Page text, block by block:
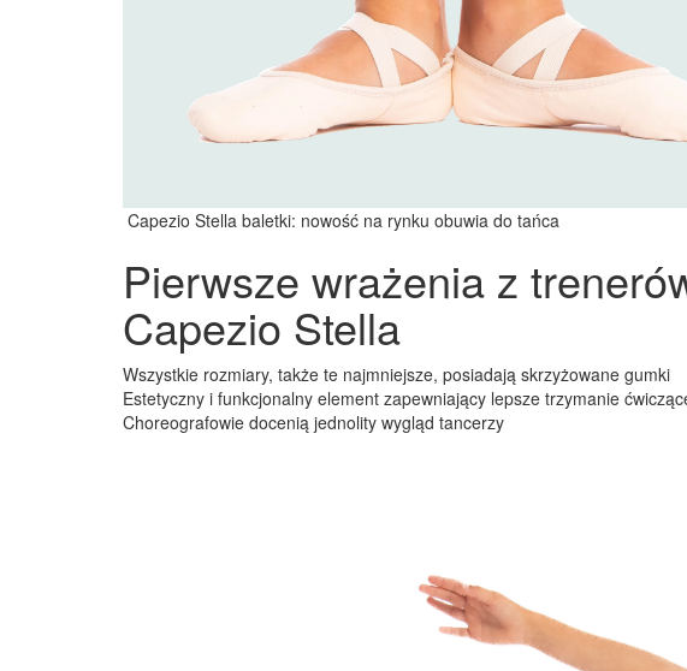
Capezio Stella baletki: nowość na rynku obuwia do tańca
Pierwsze wrażenia z
Capezio Stella
Wszystkie rozmiary, także te najmniejsze, posiadają skrzyżowane gumki
Estetyczny i funkcjonalny element zapewniający lepsze trzymanie
Choreografowie docenią jednolity wygląd tancerzy